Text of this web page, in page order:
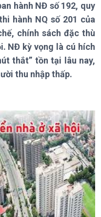
Thời sự
Thời sự 6h
Thời sự 12h
Thời sự 18h
Thời sự 21h30
Bản tin
hành NĐ số 192, quy
hành NQ số 201 của
chính sách đặc thù
NĐ kỳ vọng là cú hích
thắt” tồn tại lâu nay,
thu nhập thấp.